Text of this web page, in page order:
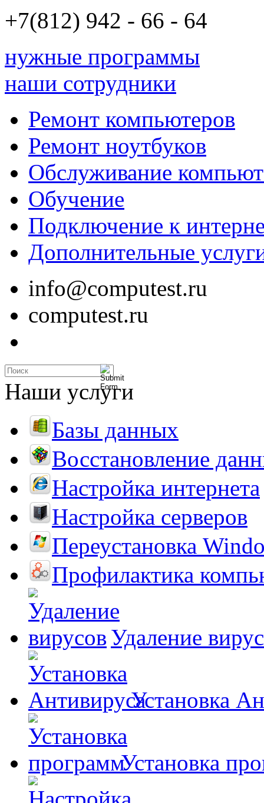
+7(812) 942 - 66 - 64
нужные программы
наши сотрудники
Ремонт компьютеров
Ремонт ноутбуков
Обслуживание
Обучение
Подключение к
Дополнительные
info@computest.ru
computest.ru
Наши услуги
Базы данных
Восстановление
Настройка интернета
Настройка серверов
Переустановка
Профилактика
Удаление
Установка
Установка